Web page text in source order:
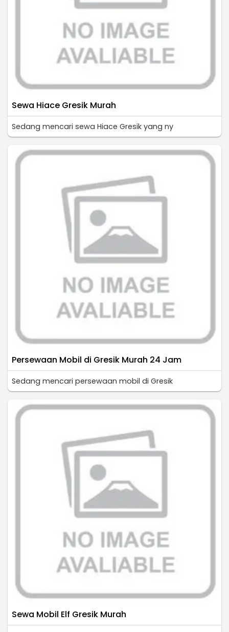
Sewa Hiace Gresik Murah
Sedang mencari sewa Hiace Gresik yang ny
Persewaan Mobil di Gresik Murah 24 Jam
Sedang mencari persewaan mobil di Gresik
Sewa Mobil Elf Gresik Murah